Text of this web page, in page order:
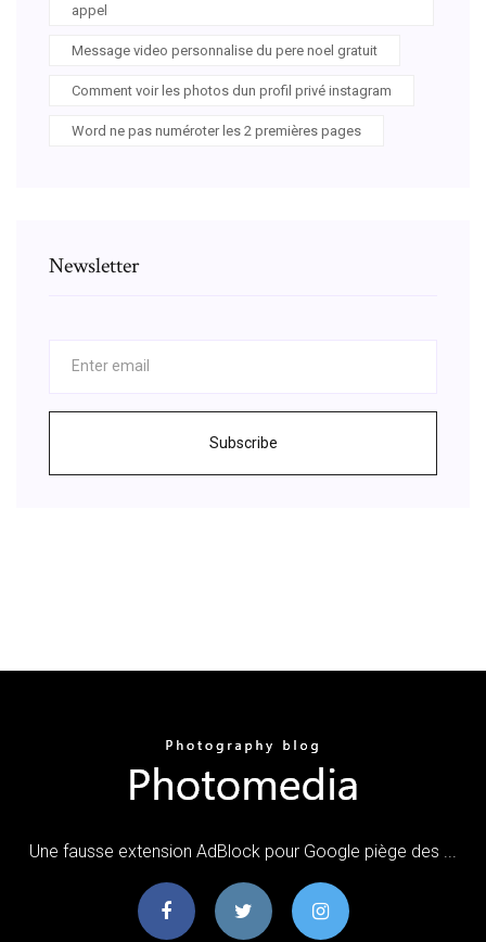
appel
Message video personnalise du pere noel gratuit
Comment voir les photos dun profil privé instagram
Word ne pas numéroter les 2 premières pages
Newsletter
Subscribe
Une fausse extension AdBlock pour Google piège des ...